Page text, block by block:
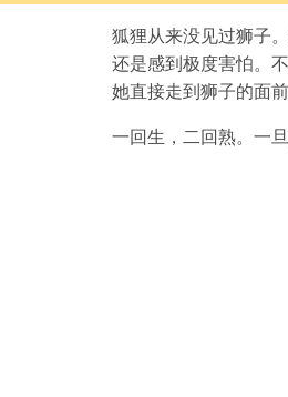
狐狸从来没见过狮子
还是感到极度害怕。
她直接走到狮子的面
一回生，二回熟。一